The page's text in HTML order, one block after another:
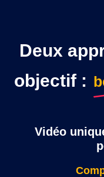
Deux
objectif :
Vidéo